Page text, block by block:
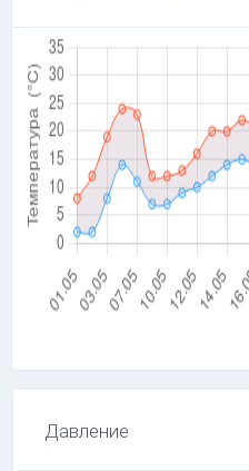
Давление